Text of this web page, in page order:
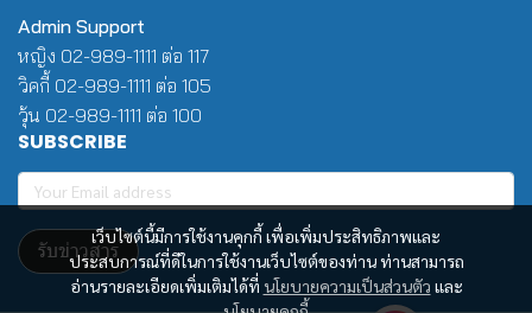
เว็บไซต์นี้มีการใช้งานคุกกี้ เพื่อเพิ่มประสิทธิภาพและ
ประสบการณ์ที่ดีในการใช้งานเว็บไซต์ของท่าน ท่านสามารถ
อ่านรายละเอียดเพิ่มเติมได้ที่ นโยบายความเป็นส่วนตัว และ
Admin Support
หญิง 02-989-1111 ต่อ 117
วิคกี้ 02-989-1111 ต่อ 105
วุ้น 02-989-1111 ต่อ 100
SUBSCRIBE
รับข่าวสาร